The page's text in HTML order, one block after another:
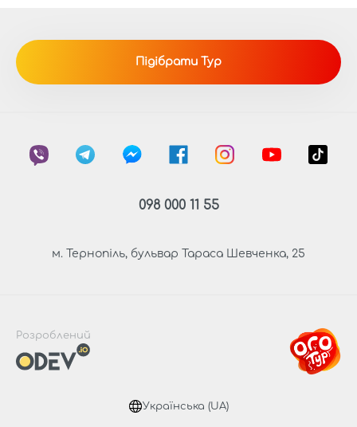
Підібрати Тур
098 000 11 55
м. Тернопіль, бульвар Тараса Шевченка, 25
Розроблений
Українська (UA)